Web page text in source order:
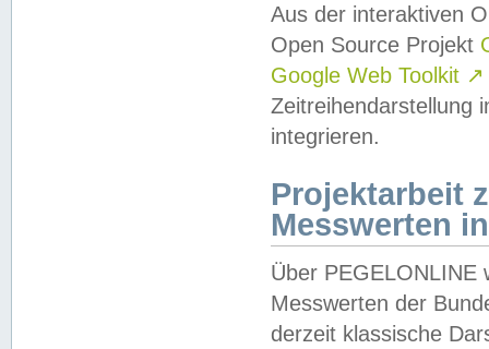
Aus der interaktiven
Open Source Projekt
Google Web Toolkit ↗
Zeitreihendarstellung
integrieren.
Projektarbeit
Messwerten
Über PEGELONLINE
Messwerten der
derzeit klassische